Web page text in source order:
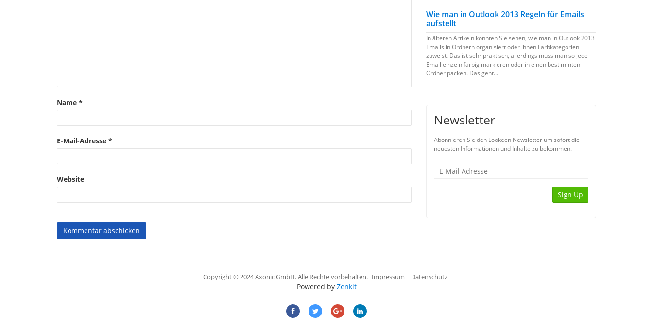
Name *
E-Mail-Adresse *
Website
Wie man in Outlook 2013 Regeln für Emails
aufstellt
In älteren Artikeln konnten Sie sehen, wie man in Outlook 2013
Emails in Ordnern organisiert oder ihnen Farbkategorien
zuweist. Das ist sehr praktisch, allerdings muss man so jede
Email einzeln farbig markieren oder in einen bestimmten
Ordner packen. Das geht...
Newsletter
Abonnieren Sie den Lookeen Newsletter um sofort die
neuesten Informationen und Inhalte zu bekommen.
Sign Up
Copyright © 2024 Axonic GmbH. Alle Rechte vorbehalten. Impressum Datenschutz
Powered by Zenkit